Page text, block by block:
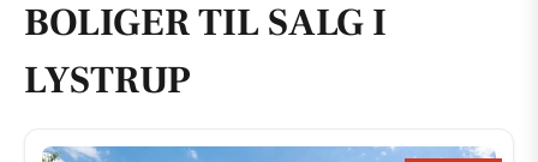
BOLIGER TIL SALG I
LYSTRUP